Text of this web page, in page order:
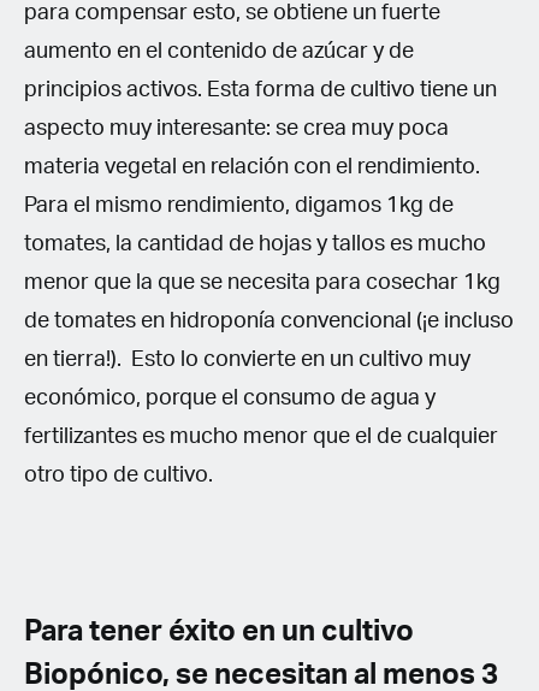
para compensar esto, se obtiene un fuerte
aumento en el contenido de azúcar y de
principios activos. Esta forma de cultivo tiene un
aspecto muy interesante: se crea muy poca
materia vegetal en relación con el rendimiento.
Para el mismo rendimiento, digamos 1kg de
tomates, la cantidad de hojas y tallos es mucho
menor que la que se necesita para cosechar 1kg
de tomates en hidroponía convencional (¡e incluso
en tierra!). Esto lo convierte en un cultivo muy
económico, porque el consumo de agua y
fertilizantes es mucho menor que el de cualquier
otro tipo de cultivo.
Para tener éxito en un cultivo
Biopónico, se necesitan al menos 3